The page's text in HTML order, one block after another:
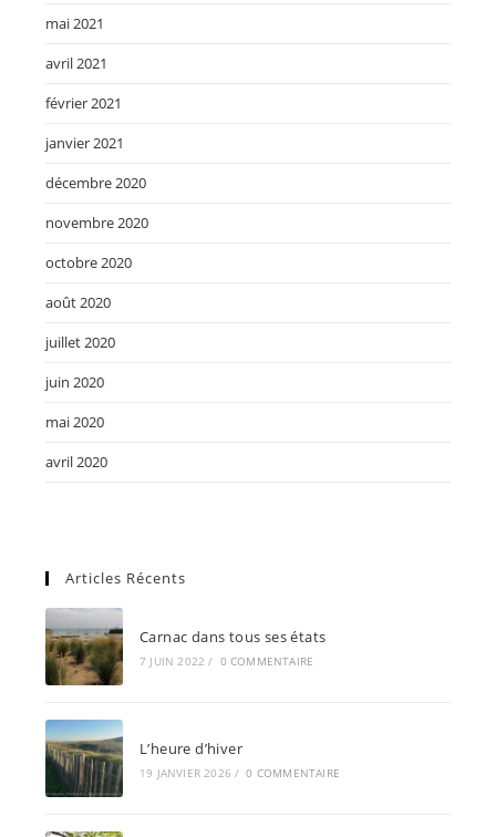
mai 2021
avril 2021
février 2021
janvier 2021
décembre 2020
novembre 2020
octobre 2020
août 2020
juillet 2020
juin 2020
mai 2020
avril 2020
Articles Récents
Carnac dans tous ses états
7 JUIN 2022 / 0 COMMENTAIRE
L’heure d’hiver
19 JANVIER 2026 / 0 COMMENTAIRE